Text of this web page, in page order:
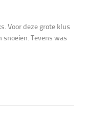
Voor deze grote klus
Tevens was